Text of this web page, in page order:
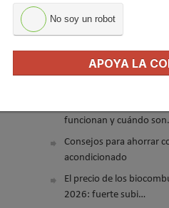
El precio del pellet vuelve a
funcionan y cuándo
Consejos para ahorrar
acondicionado
El precio de los
2026: fuerte subi…
No soy un robot
APOYA LA